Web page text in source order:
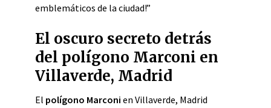
emblemáticos de la ciudad!”
El oscuro secreto detrás
del polígono Marconi en
Villaverde, Madrid
El polígono Marconi en Villaverde, Madrid